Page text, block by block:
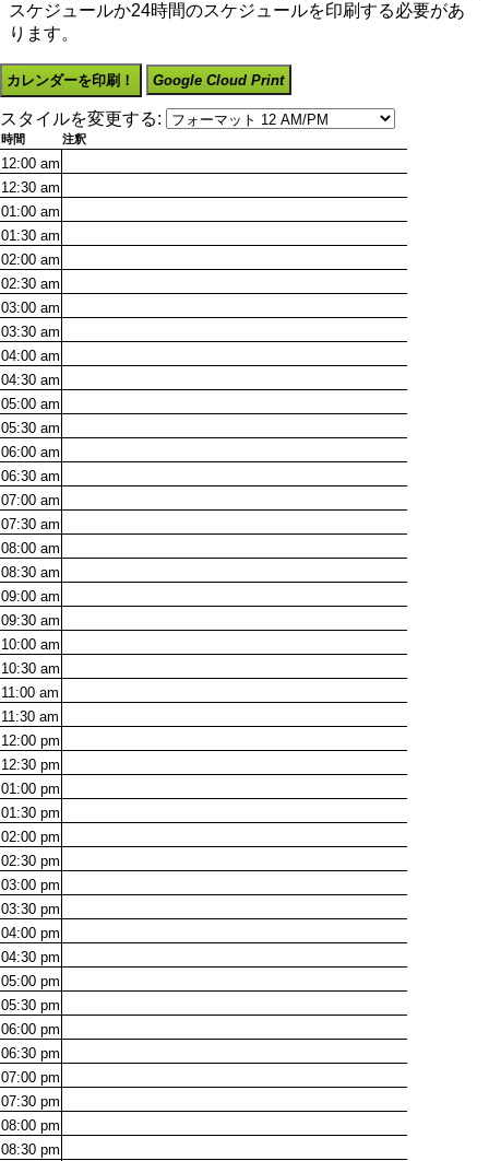
スケジュールか24時間のスケジュールを印刷する必要があ
ります。
カレンダーを印刷！ Google Cloud Print
スタイルを変更する:
時間 注釈
12:00 am
12:30 am
01:00 am
01:30 am
02:00 am
02:30 am
03:00 am
03:30 am
04:00 am
04:30 am
05:00 am
05:30 am
06:00 am
06:30 am
07:00 am
07:30 am
08:00 am
08:30 am
09:00 am
09:30 am
10:00 am
10:30 am
11:00 am
11:30 am
12:00 pm
12:30 pm
01:00 pm
01:30 pm
02:00 pm
02:30 pm
03:00 pm
03:30 pm
04:00 pm
04:30 pm
05:00 pm
05:30 pm
06:00 pm
06:30 pm
07:00 pm
07:30 pm
08:00 pm
08:30 pm